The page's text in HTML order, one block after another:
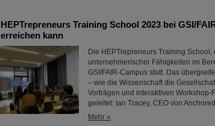
HEPTrepreneurs Training School 2023 bei GSI/
erreichen kann
Die HEPTrepreneurs Training
unternehmerischer Fähigkeiten im
GSI/FAIR-Campus statt. Das
– wie die Wissenschaft die
Vorträgen und interaktiven
geleitet: Ian Tracey, CEO von
Mehr »